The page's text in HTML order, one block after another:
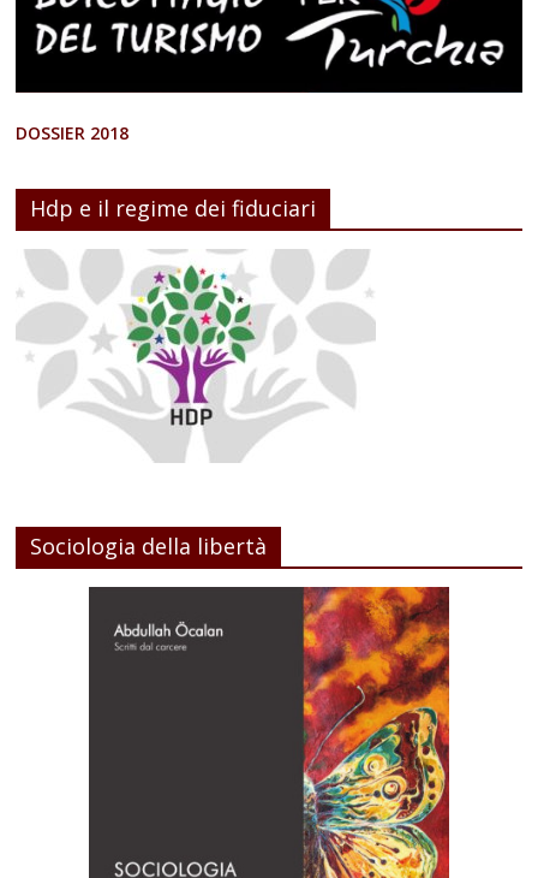
DOSSIER 2018
Hdp e il regime dei fiduciari
Sociologia della libertà